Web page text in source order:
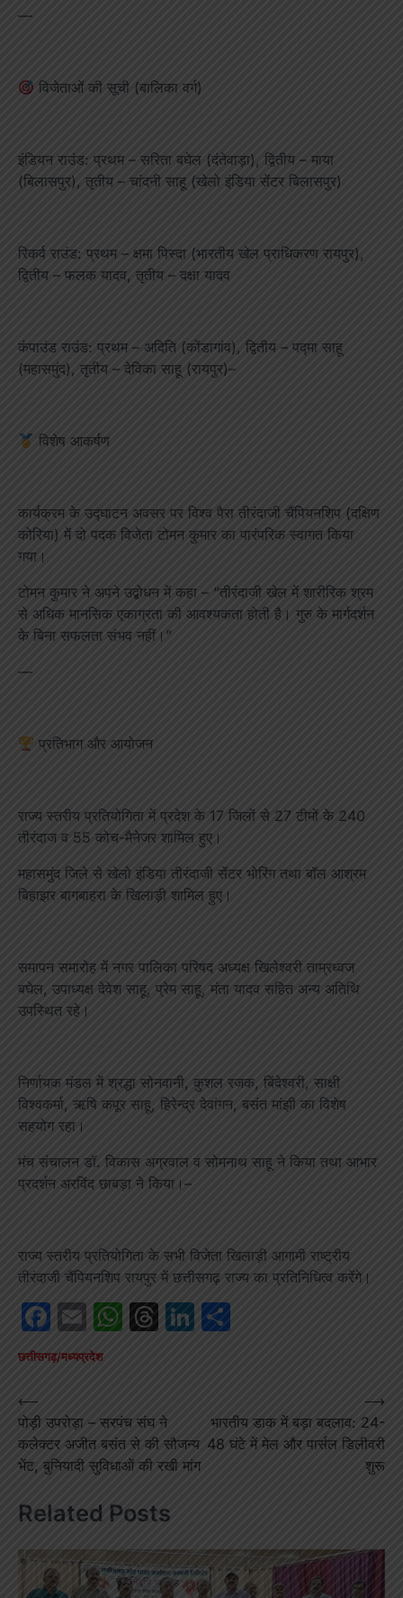
—
विजेताओं की सूची (बालिका वर्ग)
इंडियन राउंड: प्रथम – सरिता बघेल (दंतेवाड़ा), द्वितीय – माया
(बिलासपुर), तृतीय – चांदनी साहू (खेलो इंडिया सेंटर बिलासपुर)
रिकर्व राउंड: प्रथम – क्षमा पिस्दा (भारतीय खेल प्राधिकरण रायपुर),
द्वितीय – फलक यादव, तृतीय – दक्षा यादव
कंपाउंड राउंड: प्रथम – अदिति (कोंडागांव), द्वितीय – पद्मा साहू
(महासमुंद), तृतीय – देविका साहू (रायपुर)–
विशेष आकर्षण
कार्यक्रम के उद्घाटन अवसर पर विश्व पैरा तीरंदाजी चैंपियनशिप (दक्षिण
कोरिया) में दो पदक विजेता टोमन कुमार का पारंपरिक स्वागत किया
गया।
टोमन कुमार ने अपने उद्बोधन में कहा – “तीरंदाजी खेल में शारीरिक श्रम
से अधिक मानसिक एकाग्रता की आवश्यकता होती है। गुरु के मार्गदर्शन
के बिना सफलता संभव नहीं।”
—
प्रतिभाग और आयोजन
राज्य स्तरीय प्रतियोगिता में प्रदेश के 17 जिलों से 27 टीमों के 240
तीरंदाज व 55 कोच-मैनेजर शामिल हुए।
महासमुंद जिले से खेलो इंडिया तीरंदाजी सेंटर भोरिंग तथा बॉल आश्रम
बिहाझर बागबाहरा के खिलाड़ी शामिल हुए।
समापन समारोह में नगर पालिका परिषद अध्यक्ष खिलेश्वरी ताम्रध्वज
बघेल, उपाध्यक्ष देवेश साहू, प्रेम साहू, मंता यादव सहित अन्य अतिथि
उपस्थित रहे।
निर्णायक मंडल में श्रद्धा सोनवानी, कुशल रजक, बिंदेश्वरी, साक्षी
विश्वकर्मा, ऋषि कपूर साहू, हिरेन्द्र देवांगन, बसंत मांझी का विशेष
सहयोग रहा।
मंच संचालन डॉ. विकास अग्रवाल व सोमनाथ साहू ने किया तथा आभार
प्रदर्शन अरविंद छाबड़ा ने किया।–
राज्य स्तरीय प्रतियोगिता के सभी विजेता खिलाड़ी आगामी राष्ट्रीय
तीरंदाजी चैंपियनशिप रायपुर में छत्तीसगढ़ राज्य का प्रतिनिधित्व करेंगे।
Facebook
EmailWhatsApp
Threads
LinkedIn
छत्तीसगढ़/मध्यप्रदेश
Post
navigation
⟵
पोड़ी उपरोड़ा – सरपंच संघ ने
कलेक्टर अजीत बसंत से की सौजन्य
भेंट, बुनियादी सुविधाओं की रखी मांग
भारतीय डाक में बड़ा बदलाव: 24-
48 घंटे में मेल और पार्सल डिलीवरी
शुरू
⟶
Related Posts